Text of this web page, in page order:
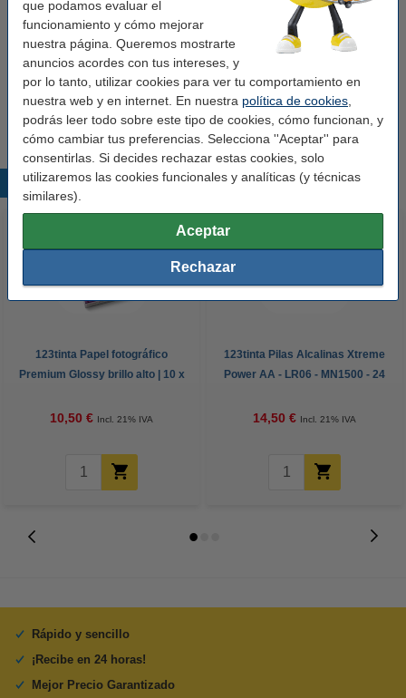
que podamos evaluar el
funcionamiento y cómo mejorar
nuestra página. Queremos mostrarte
anuncios acordes con tus intereses, y
por lo tanto, utilizar cookies para ver tu comportamiento en
nuestra web y en internet. En nuestra política de cookies
podrás leer todo sobre este tipo de cookies, cómo funcionan, y
cómo cambiar tus preferencias. Selecciona ''Aceptar'' para
consentirlas. Si decides rechazar estas cookies, solo
utilizaremos las cookies funcionales y analíticas (y técnicas
similares).
Aceptar
Rechazar
tres colores cabezal de inyección de tinta
Ver características y descripción
En almacén externo
41,50 € Comprar
Productos destacados
123tinta Papel fotográfico
Premium Glossy brillo alto | 10 x
10,50 € Incl. 21% IVA
123tinta Pilas Alcalinas Xtreme
Power AA - LR06 - MN1500 - 24
14,50 € Incl. 21% IVA
Rápido y sencillo
¡Recibe en 24 horas!
Mejor Precio Garantizado